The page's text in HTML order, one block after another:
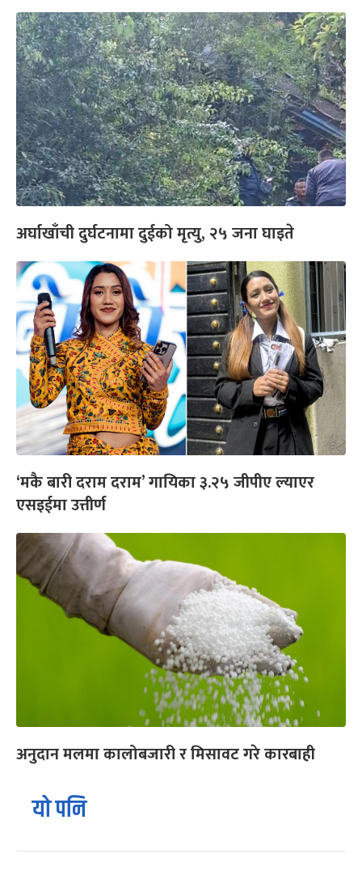
अर्घाखाँची दुर्घटनामा दुईको मृत्यु, २५ जना घाइते
‘मकै बारी दराम दराम’ गायिका ३.२५ जीपीए ल्याएर
एसइईमा उत्तीर्ण
अनुदान मलमा कालोबजारी र मिसावट गरे कारबाही
यो पनि